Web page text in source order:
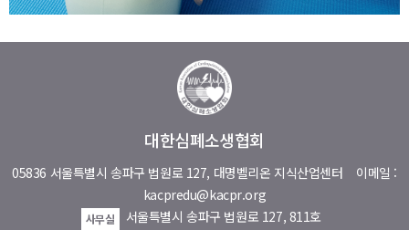
대한심폐소생협회
05836 서울특별시 송파구 법원로 127, 대명벨리온 지식산업센터 이메일 :
kacpredu@kacpr.org
사무실 서울특별시 송파구 법원로 127, 811호